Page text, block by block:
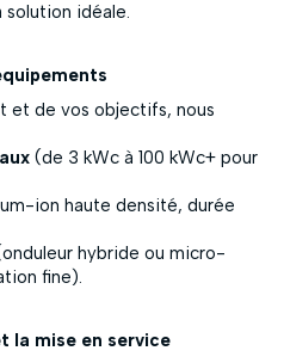
solution idéale.
et de vos objectifs, nous
(de 3 kWc à 100 kWc+ pour
ion haute densité, durée
hybride ou micro-
fine).
la mise en service